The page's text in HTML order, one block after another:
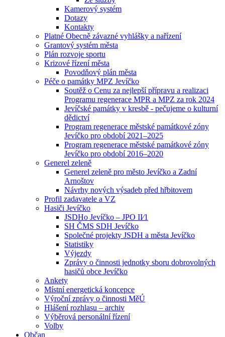
Kamerový systém
Dotazy
Kontakty
Platné Obecně závazné vyhlášky a nařízení
Grantový systém města
Plán rozvoje sportu
Krizové řízení města
Povodňový plán města
Péče o památky MPZ Jevíčko
Soutěž o Cenu za nejlepší přípravu a realizaci
Programu regenerace MPR a MPZ za rok 2024
Jevíčské památky v kresbě - pečujeme o kulturní
dědictví
Program regenerace městské památkové zóny
Jevíčko pro období 2021–2025
Program regenerace městské památkové zóny
Jevíčko pro období 2016–2020
Generel zeleně
Generel zeleně pro město Jevíčko a Zadní
Arnoštov
Návrhy nových výsadeb před hřbitovem
Profil zadavatele a VZ
Hasiči Jevíčko
JSDHo Jevíčko – JPO II⁄1
SH ČMS SDH Jevíčko
Společné projekty JSDH a města Jevíčko
Statistiky
Výjezdy
Zprávy o činnosti jednotky sboru dobrovolných
hasičů obce Jevíčko
Ankety
Místní energetická koncepce
Výroční zprávy o činnosti MěÚ
Hlášení rozhlasu – archiv
Výběrová personální řízení
Volby
Občan